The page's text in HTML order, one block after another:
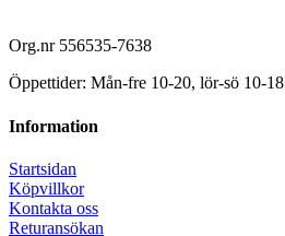
Org.nr 556535-7638
Öppettider: Mån-fre 10-20, lör-sö 10-18
Information
Startsidan
Köpvillkor
Kontakta oss
Returansökan